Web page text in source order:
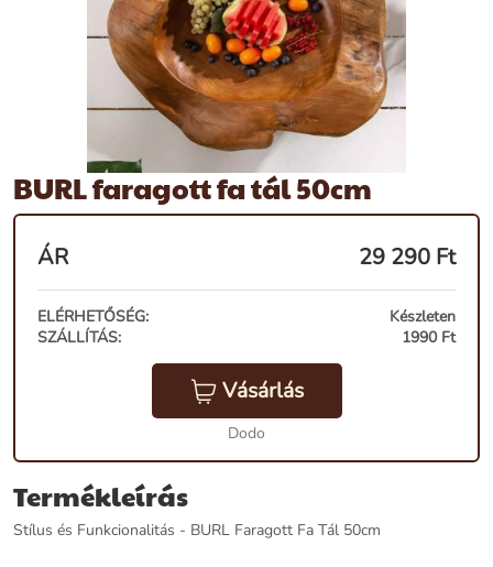
BURL faragott fa tál 50cm
ÁR 29 290 Ft
ELÉRHETŐSÉG:
Készleten
SZÁLLÍTÁS:
1990 Ft
Vásárlás
Dodo
Termékleírás
Stílus és Funkcionalitás - BURL Faragott Fa Tál 50cm